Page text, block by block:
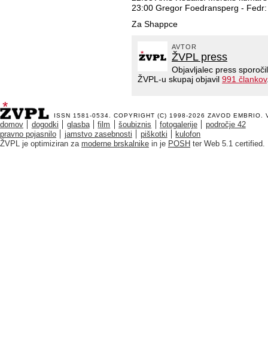
23:00 Gregor Foedransperg -
Za Shappce
AVTOR
ŽVPL press
Objavljalec press
ŽVPL-u skupaj objavil 991 člankov
ISSN 1581-0534. COPYRIGHT (C) 1998-2026 ZAVOD EMBRIO .
domov dogodki glasba film šoubiznis fotogalerije
področje 42
pravno pojasnilo
jamstvo zasebnosti piškotki
kulofon
ŽVPL je optimiziran za moderne brskalnike in je POSH ter Web 5.1 certified.